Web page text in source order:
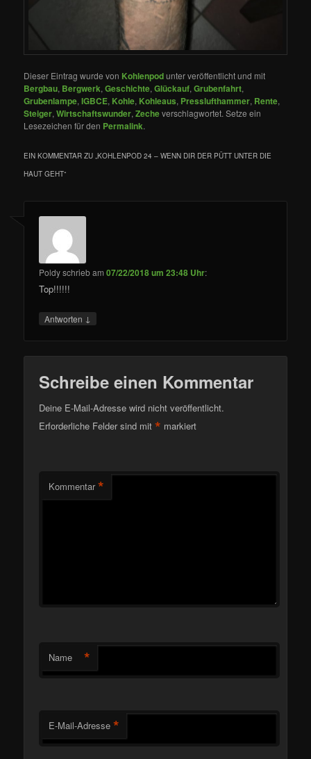
Dieser Eintrag wurde von Kohlenpodunter veröffentlicht und mit
Bergbau, Bergwerk,Geschichte,Glückauf,Grubenfahrt,
Grubenlampe,IGBCE, Kohle, Kohleaus, Presslufthammer, Rente,
Steiger,Wirtschaftswunder,Zecheverschlagwortet. Setze ein
Lesezeichen für den Permalink.
EIN KOMMENTAR ZU „KOHLENPOD 24 – WENN DIR DER PÜTT UNTER DIE
HAUT GEHT“
Poldyschriebam07/22/2018 um 23:48 Uhr:
Top!!!!!!
Antworten ↓
Schreibe einen Kommentar
Deine E-Mail-Adresse wird nicht veröffentlicht.
Erforderliche Felder sind mit* markiert
Kommentar *
Name *
E-Mail-Adresse *